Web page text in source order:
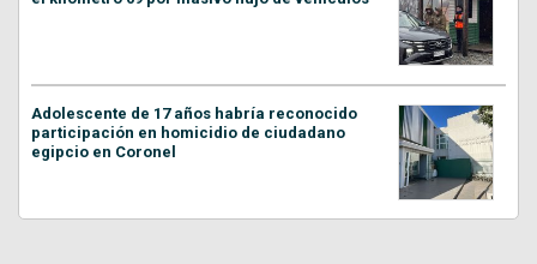
Adolescente de 17 años habría reconocido
participación en homicidio de ciudadano
egipcio en Coronel